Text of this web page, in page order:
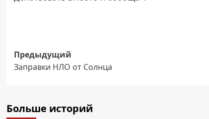
Навигация
записи
Предыдущий
Заправки НЛО от Солнца
Больше историй